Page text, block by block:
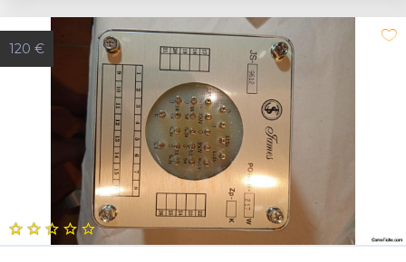
120 €